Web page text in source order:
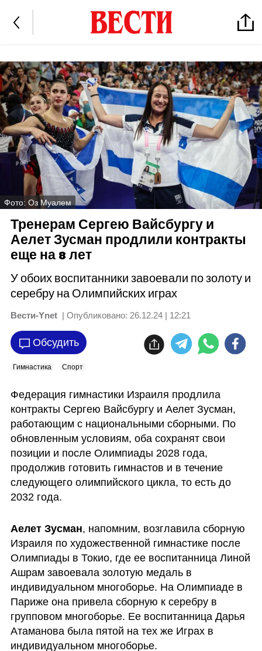
Фото: Оз Муалем
Тренерам Сергею Вайсбургу и
Аелет Зусман продлили контракты
еще на 8 лет
У обоих воспитанники завоевали по золоту и
серебру на Олимпийских играх
Вести-Ynet | Опубликовано: 26.12.24 | 12:21
Обсудить
Гимнастика Спорт
Федерация гимнастики Израиля продлила
контракты Сергею Вайсбургу и Аелет Зусман,
работающим с национальными сборными. По
обновленным условиям, оба сохранят свои
позиции и после Олимпиады 2028 года,
продолжив готовить гимнастов и в течение
следующего олимпийского цикла, то есть до
2032 года.
Аелет Зусман, напомним, возглавила сборную
Израиля по художественной гимнастике после
Олимпиады в Токио, где ее воспитанница Линой
Ашрам завоевала золотую медаль в
индивидуальном многоборье. На Олимпиаде в
Париже она привела сборную к серебру в
групповом многоборье. Ее воспитанница Дарья
Атаманова была пятой на тех же Играх в
индивидуальном многоборье.